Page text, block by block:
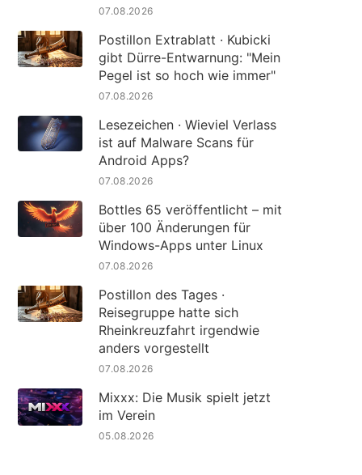
07.08.2026
Postillon Extrablatt · Kubicki
gibt Dürre-Entwarnung: "Mein
Pegel ist so hoch wie immer"
07.08.2026
Lesezeichen · Wieviel Verlass
ist auf Malware Scans für
Android Apps?
07.08.2026
Bottles 65 veröffentlicht – mit
über 100 Änderungen für
Windows-Apps unter Linux
07.08.2026
Postillon des Tages ·
Reisegruppe hatte sich
Rheinkreuzfahrt irgendwie
anders vorgestellt
07.08.2026
Mixxx: Die Musik spielt jetzt
im Verein
05.08.2026